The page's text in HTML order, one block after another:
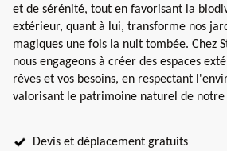
et de sérénité, tout en favorisant la
extérieur, quant à lui, transforme nos
magiques une fois la nuit tombée. Chez
nous engageons à créer des espaces
rêves et vos besoins, en respectant
valorisant le patrimoine naturel de
Devis et déplacement gratuits